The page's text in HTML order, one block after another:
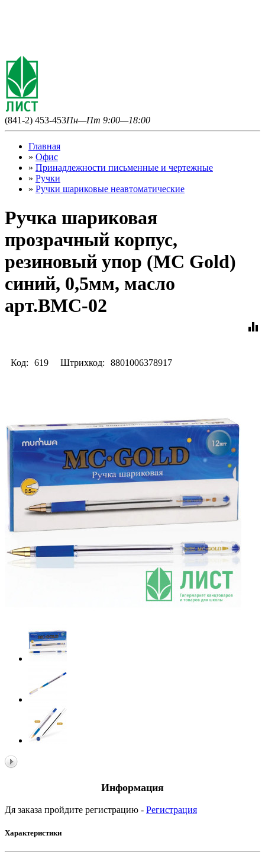
(841-2) 453-453Пн—Пт 9:00—18:00
Главная
» Офис
» Принадлежности письменные и чертежные
» Ручки
» Ручки шариковые неавтоматические
Ручка шариковая
прозрачный корпус,
резиновый упор (MC Gold)
синий, 0,5мм, масло
арт.BMC-02
equalizer
Код: 619 Штрихкод: 8801006378917
Информация
Дя заказа пройдите регистрацию - Регистрация
Характеристики